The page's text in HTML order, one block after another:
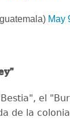
May
el
de la